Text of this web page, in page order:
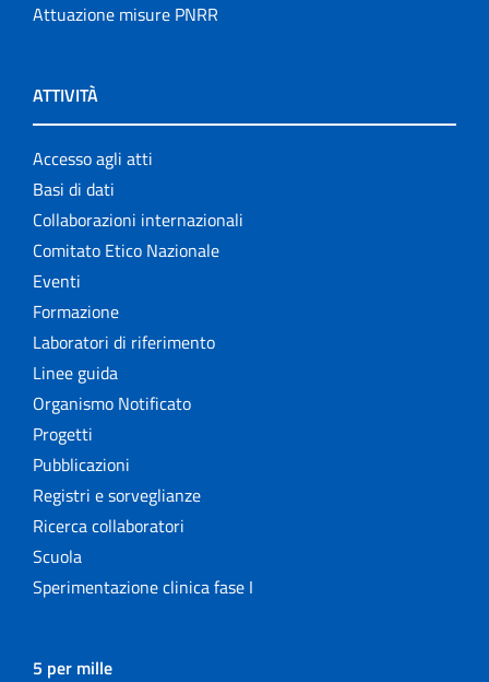
Attuazione misure PNRR
ATTIVITÀ
Accesso agli atti
Basi di dati
Collaborazioni internazionali
Comitato Etico Nazionale
Eventi
Formazione
Laboratori di riferimento
Linee guida
Organismo Notificato
Progetti
Pubblicazioni
Registri e sorveglianze
Ricerca collaboratori
Scuola
Sperimentazione clinica fase I
5 per mille